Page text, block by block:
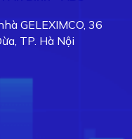
GELEXIMCO, 36
TP. Hà Nội